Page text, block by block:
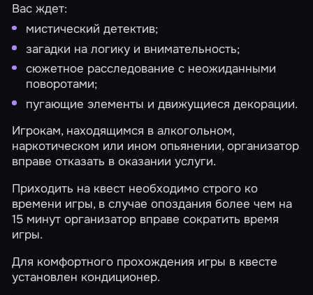
Вас ждет:
мистический детектив;
загадки на логику и внимательность;
сюжетное расследование с неожиданными
поворотами;
пугающие элементы и движущиеся декорации.
Игрокам, находящимся в алкогольном,
наркотическом или ином опьянении, организатор
вправе отказать в оказании услуги.
Приходить на квест необходимо строго ко
времени игры, в случае опоздания более чем на
15 минут организатор вправе сократить время
игры.
Для комфортного прохождения игры в квесте
установлен кондиционер.